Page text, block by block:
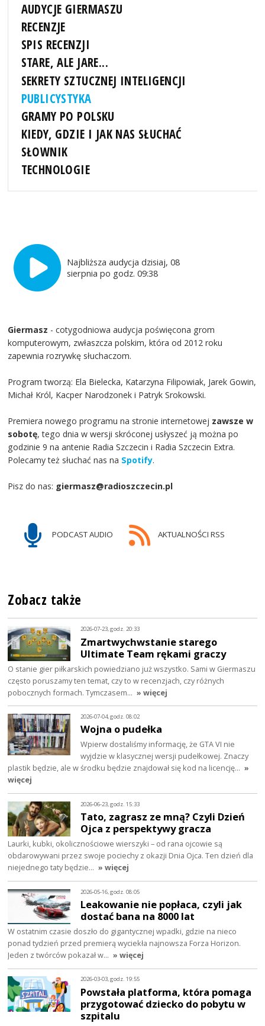
AUDYCJE GIERMASZU
RECENZJE
SPIS RECENZJI
STARE, ALE JARE...
SEKRETY SZTUCZNEJ INTELIGENCJI
PUBLICYSTYKA
GRAMY PO POLSKU
KIEDY, GDZIE I JAK NAS SŁUCHAĆ
SŁOWNIK
TECHNOLOGIE
Najbliższa audycja dzisiaj, 08
sierpnia po godz. 09:38
Giermasz - cotygodniowa audycja poświęcona grom
komputerowym, zwłaszcza polskim, która od 2012 roku
zapewnia rozrywkę słuchaczom.
Program tworzą: Ela Bielecka, Katarzyna Filipowiak, Jarek Gowin,
Michał Król, Kacper Narodzonek i Patryk Srokowski.
Premiera nowego programu na stronie internetowej zawsze w
sobotę, tego dnia w wersji skróconej usłyszeć ją można po
godzinie 9 na antenie Radia Szczecin i Radia Szczecin Extra.
Polecamy też słuchać nas na Spotify.
Pisz do nas: giermasz@radioszczecin.pl
PODCAST AUDIO AKTUALNOŚCI RSS
Zobacz także
2026-07-23, godz. 20:33
Zmartwychwstanie starego
Ultimate Team rękami graczy
O stanie gier piłkarskich powiedziano już wszystko. Sami w Giermaszu
często poruszamy ten temat, czy to w recenzjach, czy różnych
pobocznych formach. Tymczasem… » więcej
2026-07-04, godz. 08:02
Wojna o pudełka
Wpierw dostaliśmy informację, że GTA VI nie
wyjdzie w klasycznej wersji pudełkowej. Znaczy
plastik będzie, ale w środku będzie znajdował się kod na licencję… »
więcej
2026-06-23, godz. 15:33
Tato, zagrasz ze mną? Czyli Dzień
Ojca z perspektywy gracza
Laurki, kubki, okolicznościowe wierszyki – od rana ojcowie są
obdarowywani przez swoje pociechy z okazji Dnia Ojca. Ten dzień dla
niejednego taty będzie… » więcej
2026-05-16, godz. 08:05
Leakowanie nie popłaca, czyli jak
dostać bana na 8000 lat
W ostatnim czasie doszło do gigantycznej wpadki, gdzie na nieco
ponad tydzień przed premierą wyciekła najnowsza Forza Horizon.
Jeden z twórców pokazał w… » więcej
2026-03-03, godz. 19:55
Powstała platforma, która pomaga
przygotować dziecko do pobytu w
szpitalu